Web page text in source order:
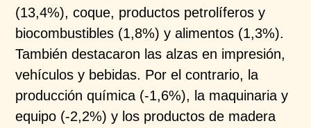
(13,4%), coque, productos petrolíferos y
biocombustibles (1,8%) y alimentos (1,3%).
También destacaron las alzas en impresión,
vehículos y bebidas. Por el contrario, la
producción química (-1,6%), la maquinaria y
equipo (-2,2%) y los productos de madera